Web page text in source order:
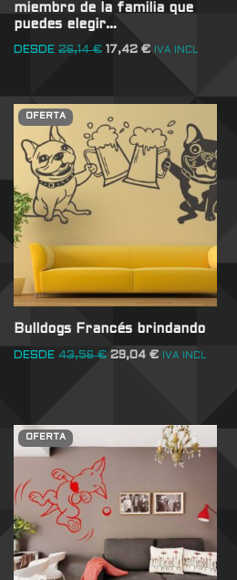
miembro de la familia que
puedes elegir…
DESDE 26,14€ 17,42 € IVA INCL
OFERTA
Bulldogs Francés brindando
DESDE 43,56€ 29,04 € IVA INCL
OFERTA